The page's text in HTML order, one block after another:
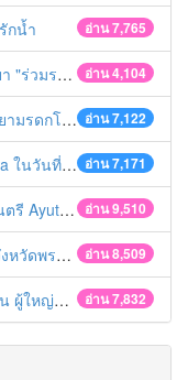
อ่าน 7,765
กน้ำ
อ่าน 4,104
สงกรานต์ ปี 2561
อ่าน 7,122
รดกโลก
อ่าน 7,171
วาคม 2560
อ่าน 9,510
the bands
อ่าน 8,509
ธยา 2560
อ่าน 7,832
าน ฯลฯ